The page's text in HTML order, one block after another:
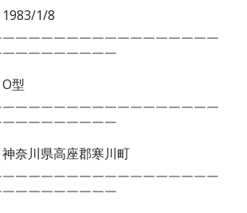
1983/1/8
￣￣￣￣￣￣￣￣￣￣￣￣￣￣￣￣
￣￣￣￣￣￣￣￣
O型
￣￣￣￣￣￣￣￣￣￣￣￣￣￣￣￣
￣￣￣￣￣￣￣￣
県高座郡寒川町
￣￣￣￣￣￣￣￣￣￣￣￣￣￣￣￣
￣￣￣￣￣￣￣￣